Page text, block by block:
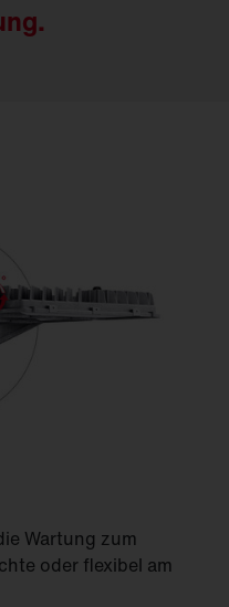
Wartung zum
oder flexibel am